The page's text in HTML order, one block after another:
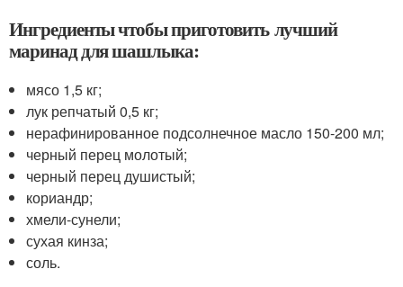
Ингредиенты чтобы приготовить лучший
маринад для шашлыка:
мясо 1,5 кг;
лук репчатый 0,5 кг;
нерафинированное подсолнечное масло 150-200 мл;
черный перец молотый;
черный перец душистый;
кориандр;
хмели-сунели;
сухая кинза;
соль.